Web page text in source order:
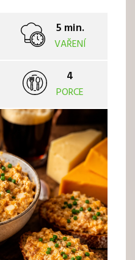
5 min.
VAŘENÍ
4
PORCE